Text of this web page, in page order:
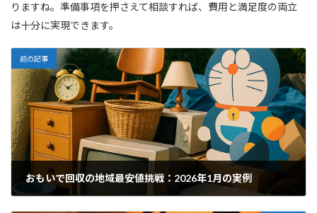
りますね。準備事項を押さえて相談すれば、費用と満足度の両立
は十分に実現できます。
前の記事
おもいで回収の地域最安値挑戦：2026年1月の実例